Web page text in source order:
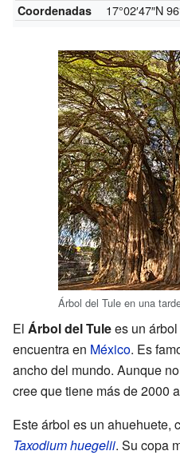
Coordenadas 17°02′47″N
Árbol del Tule en una
El Árbol del Tulees un
encuentra en México. Es
ancho del mundo. Aunque
cree que tiene más de 2000
Este árbol es un ahuehuete,
Taxodium huegelii. Su copa